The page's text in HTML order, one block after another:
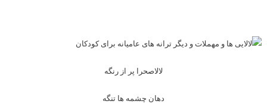
لالاصحرا پر از رنگه
دهان چشمه ها تنگه